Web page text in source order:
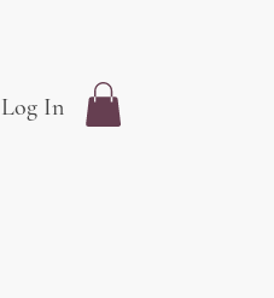
Log In